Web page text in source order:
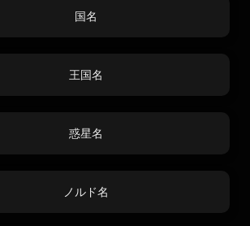
国名
王国名
惑星名
ノルド名